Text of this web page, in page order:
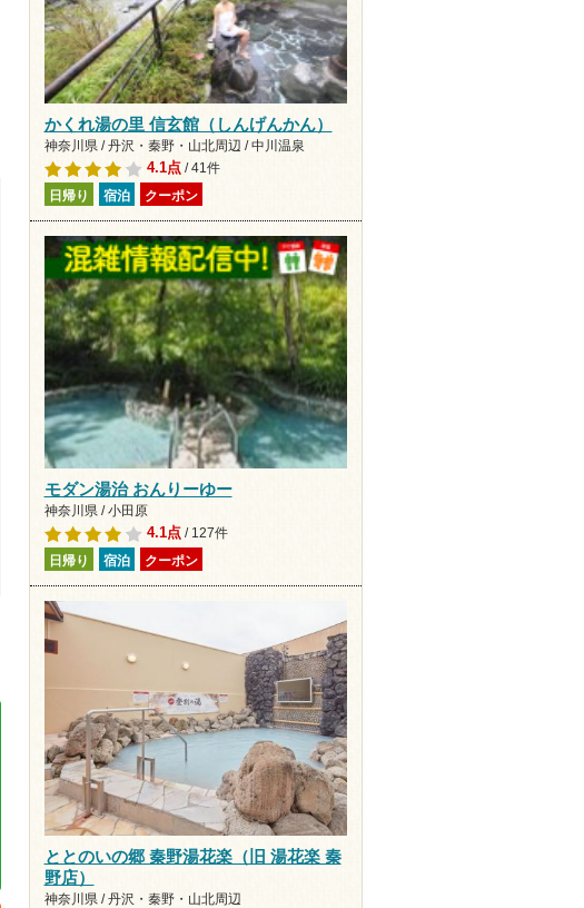
かくれ湯の里 信玄館（しんげんかん）
神奈川県 / 丹沢・秦野・山北周辺 / 中川温泉
4.1点/ 41件
日帰り 宿泊 クーポン
モダン湯治 おんりーゆー
神奈川県 / 小田原
4.1点/ 127件
日帰り 宿泊 クーポン
ととのいの郷 秦野湯花楽（旧 湯花楽 秦
野店）
神奈川県 / 丹沢・秦野・山北周辺